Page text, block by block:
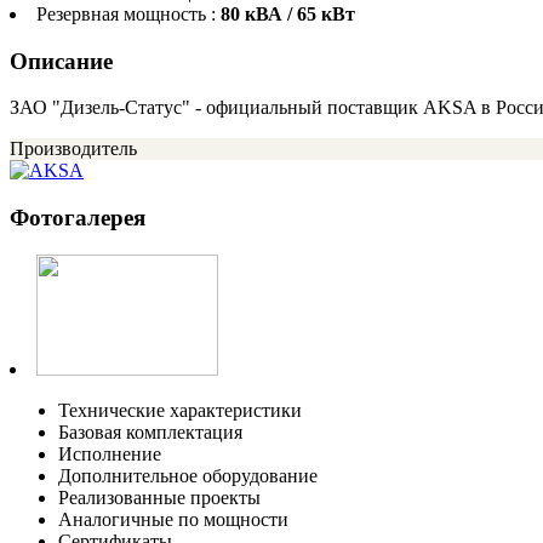
Резервная мощность : 80 кВА / 65 кВт
Описание
ЗАО "Дизель-Статус" - официальный поставщик AKSA в
Производитель
Фотогалерея
Технические характеристики
Базовая комплектация
Исполнение
Дополнительное оборудование
Реализованные проекты
Аналогичные по мощности